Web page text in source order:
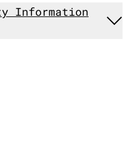
Information